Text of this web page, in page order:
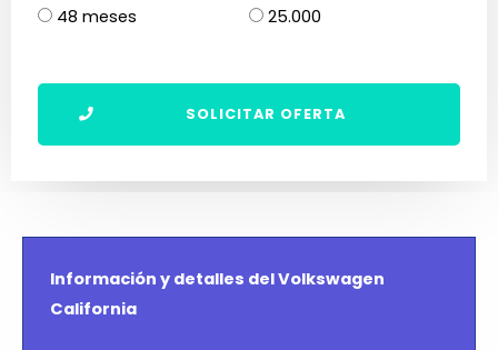
48 meses
25.000
SOLICITAR OFERTA
Información y detalles del Volkswagen
California